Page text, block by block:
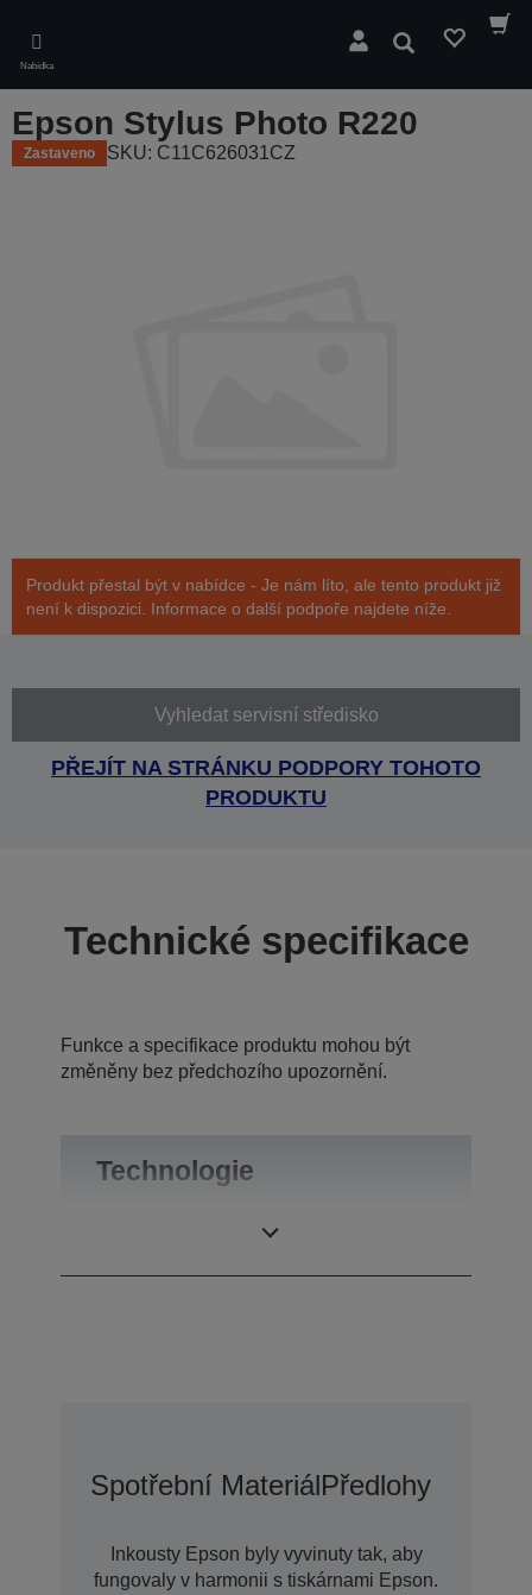
main
content
Nabídka
Hledat
Epson Stylus Photo R220
Zastaveno SKU: C11C626031CZ
Produkt přestal být v nabídce - Je nám líto, ale tento produkt již
není k dispozici. Informace o další podpoře najdete níže.
Vyhledat servisní středisko
PŘEJÍT NA STRÁNKU PODPORY TOHOTO
PRODUKTU
Technické specifikace
Funkce a specifikace produktu mohou být
změněny bez předchozího upozornění.
Technologie
Spotřební MateriálPředlohy
Inkousty Epson byly vyvinuty tak, aby
fungovaly v harmonii s tiskárnami Epson.